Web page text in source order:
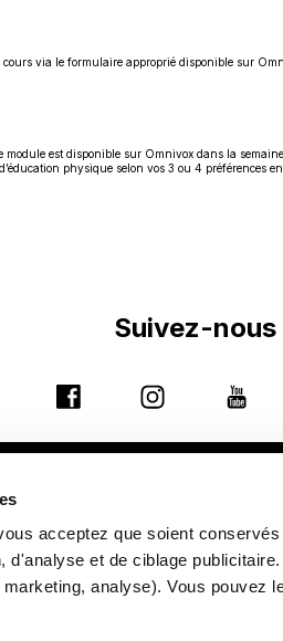
acceptez que soient
d'analyse et de ciblage
analyse). Vous pouvez
via le formulaire approprié disponible sur
est disponible sur Omnivox dans la
physique selon vos 3 ou 4 préférences
Suivez-nous
Ce
s'ouvrira
nouvelle
fenêtre
Ce
s'ouvrira
nouvelle
fenêtre
Ce
fenêtre
rue Saint-Hubert, Montréal
(PDF)Ce
lien
s'ouvrira
| Annuaire |